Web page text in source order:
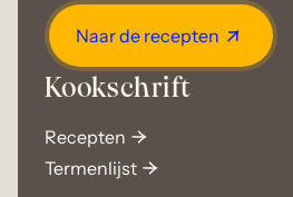
Naar de recepten
Kookschrift
Recepten
Termenlijst